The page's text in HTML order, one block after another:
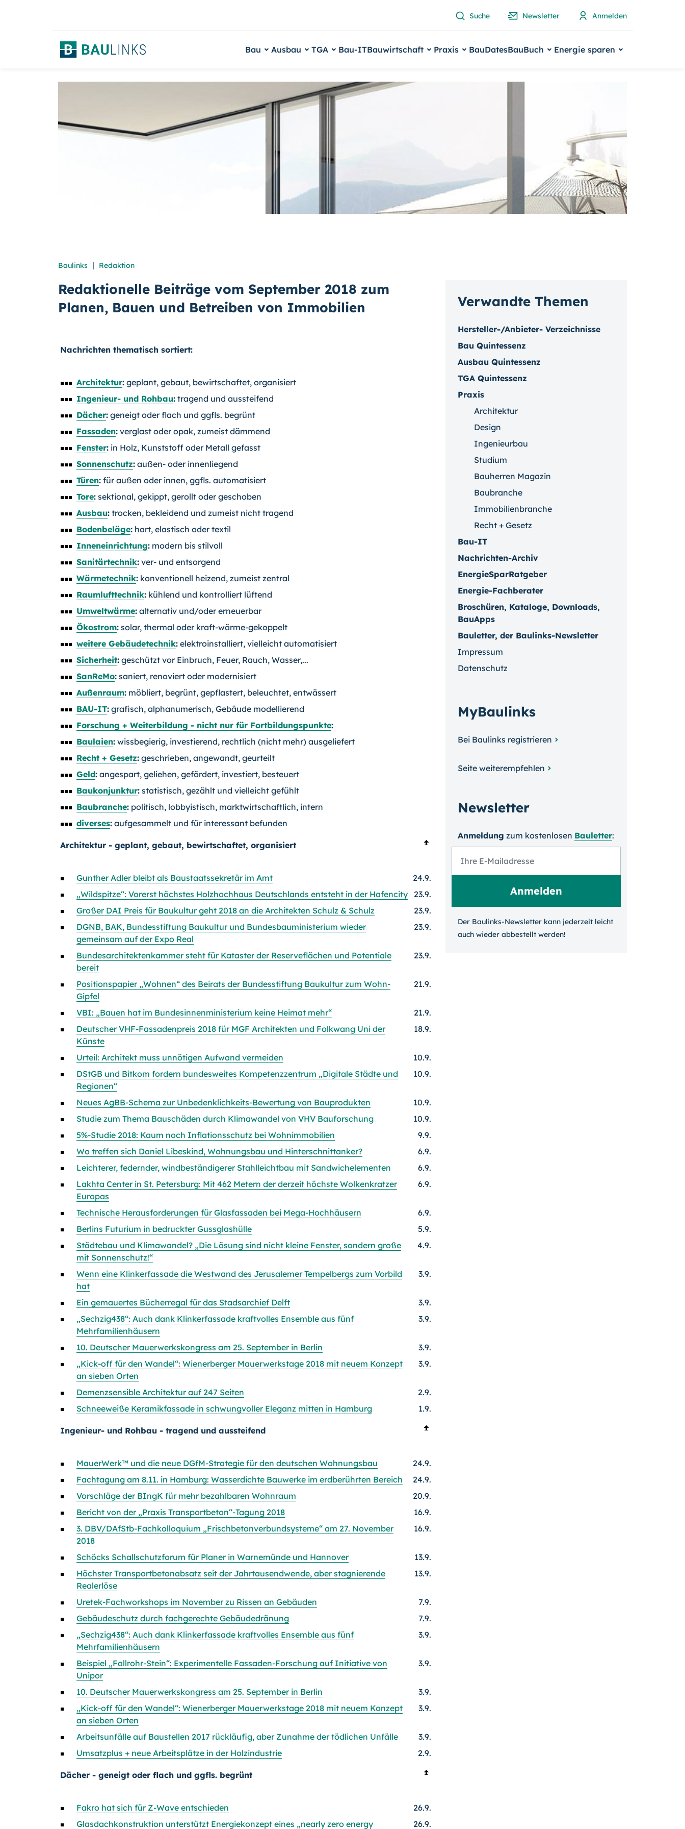
Suche Newsletter Anmelden
Bau Ausbau TGA Bau-ITBauwirtschaft Praxis BauDatesBauBuch Energie sparen
Baulinks | Redaktion
Redaktionelle Beiträge vom September 2018 zum
Planen, Bauen und Betreiben von Immobilien
Nachrichten thematisch sortiert:
Architektur: geplant, gebaut, bewirtschaftet, organisiert
Ingenieur- und Rohbau: tragend und aussteifend
Dächer: geneigt oder flach und ggfls. begrünt
Fassaden: verglast oder opak, zumeist dämmend
Fenster: in Holz, Kunststoff oder Metall gefasst
Sonnenschutz: außen- oder innenliegend
Türen: für außen oder innen, ggfls. automatisiert
Tore: sektional, gekippt, gerollt oder geschoben
Ausbau: trocken, bekleidend und zumeist nicht tragend
Bodenbeläge: hart, elastisch oder textil
Inneneinrichtung: modern bis stilvoll
Sanitärtechnik: ver- und entsorgend
Wärmetechnik: konventionell heizend, zumeist zentral
Raumlufttechnik: kühlend und kontrolliert lüftend
Umweltwärme: alternativ und/oder erneuerbar
Ökostrom: solar, thermal oder kraft-wärme-gekoppelt
weitere Gebäudetechnik: elektroinstalliert, vielleicht automatisiert
Sicherheit: geschützt vor Einbruch, Feuer, Rauch, Wasser,...
SanReMo: saniert, renoviert oder modernisiert
Außenraum: möbliert, begrünt, gepflastert, beleuchtet, entwässert
BAU-IT: grafisch, alphanumerisch, Gebäude modellierend
Forschung + Weiterbildung - nicht nur für Fortbildungspunkte:
Baulaien: wissbegierig, investierend, rechtlich (nicht mehr) ausgeliefert
Recht + Gesetz: geschrieben, angewandt, geurteilt
Geld: angespart, geliehen, gefördert, investiert, besteuert
Baukonjunktur: statistisch, gezählt und vielleicht gefühlt
Baubranche: politisch, lobbyistisch, marktwirtschaftlich, intern
diverses: aufgesammelt und für interessant befunden
Architektur - geplant, gebaut, bewirtschaftet, organisiert
Gunther Adler bleibt als Baustaatssekretär im Amt
24.9.
„Wildspitze“: Vorerst höchstes Holzhochhaus Deutschlands entsteht in der Hafencity
23.9.
Großer DAI Preis für Baukultur geht 2018 an die Architekten Schulz & Schulz
23.9.
DGNB, BAK, Bundesstiftung Baukultur und Bundesbauministerium wieder
gemeinsam auf der Expo Real
23.9.
Bundesarchitektenkammer steht für Kataster der Reserveflächen und Potentiale
bereit
23.9.
Positionspapier „Wohnen“ des Beirats der Bundesstiftung Baukultur zum Wohn-
Gipfel
21.9.
VBI: „Bauen hat im Bundesinnenministerium keine Heimat mehr“
21.9.
Deutscher VHF-Fassadenpreis 2018 für MGF Architekten und Folkwang Uni der
Künste
18.9.
Urteil: Architekt muss unnötigen Aufwand vermeiden
10.9.
DStGB und Bitkom fordern bundesweites Kompetenzzentrum „Digitale Städte und
Regionen“
10.9.
Neues AgBB-Schema zur Unbedenklichkeits-Bewertung von Bauprodukten
10.9.
Studie zum Thema Bauschäden durch Klimawandel von VHV Bauforschung
10.9.
5%-Studie 2018: Kaum noch Inflationsschutz bei Wohnimmobilien
9.9.
Wo treffen sich Daniel Libeskind, Wohnungsbau und Hinter­schnitt­anker?
6.9.
Leichterer, federnder, windbeständigerer Stahlleichtbau mit Sandwichelementen
6.9.
Lakhta Center in St. Petersburg: Mit 462 Metern der derzeit höchste Wolkenkratzer
Europas
6.9.
Technische Herausforderungen für Glasfassaden bei Mega-Hochhäusern
6.9.
Berlins Futurium in bedruckter Gussglashülle
5.9.
Städtebau und Klimawandel? „Die Lösung sind nicht kleine Fenster, sondern große
mit Sonnenschutz!“
4.9.
Wenn eine Klinkerfassade die Westwand des Jerusalemer Tempelbergs zum Vorbild
hat
3.9.
Ein gemauertes Bücherregal für das Stadsarchief Delft
3.9.
„Sechzig438“: Auch dank Klinkerfassade kraftvolles Ensemble aus fünf
Mehrfamilienhäusern
3.9.
10. Deutscher Mauerwerkskongress am 25. September in Berlin
3.9.
„Kick-off für den Wandel“: Wienerberger Mauerwerkstage 2018 mit neuem Konzept
an sieben Orten
3.9.
Demenzsensible Architektur auf 247 Seiten
2.9.
Schneeweiße Keramikfassade in schwungvoller Eleganz mitten in Hamburg
1.9.
Ingenieur- und Rohbau - tragend und aussteifend
MauerWerk™ und die neue DGfM-Strategie für den deutschen Wohnungsbau
24.9.
Fachtagung am 8.11. in Hamburg: Wasserdichte Bauwerke im erdberührten Bereich
24.9.
Vorschläge der BIngK für mehr bezahlbaren Wohnraum
20.9.
Bericht von der „Praxis Transportbeton“-Tagung 2018
16.9.
3. DBV/DAfStb-Fachkolloquium „Frischbetonverbundsysteme“ am 27. November
2018
16.9.
Schöcks Schallschutzforum für Planer in Warnemünde und Hannover
13.9.
Höchster Transportbetonabsatz seit der Jahrtausendwende, aber stagnierende
Realerlöse
13.9.
Uretek-Fachworkshops im November zu Rissen an Gebäuden
7.9.
Gebäudeschutz durch fachgerechte Gebäudedränung
7.9.
„Sechzig438“: Auch dank Klinkerfassade kraftvolles Ensemble aus fünf
Mehrfamilienhäusern
3.9.
Beispiel „Fallrohr-Stein“: Experimentelle Fassaden-Forschung auf Initiative von
Unipor
3.9.
10. Deutscher Mauerwerkskongress am 25. September in Berlin
3.9.
„Kick-off für den Wandel“: Wienerberger Mauerwerkstage 2018 mit neuem Konzept
an sieben Orten
3.9.
Arbeitsunfälle auf Baustellen 2017 rückläufig, aber Zunahme der tödlichen Unfälle
3.9.
Umsatzplus + neue Arbeitsplätze in der Holzindustrie
2.9.
Dächer - geneigt oder flach und ggfls. begrünt
Fakro hat sich für Z-Wave entschieden
26.9.
Glasdachkonstruktion unterstützt Energiekonzept eines „nearly zero energy
26.9.
Verwandte Themen
Hersteller-/Anbieter- Verzeichnisse
Bau Quintessenz
Ausbau Quintessenz
TGA Quintessenz
Praxis
Architektur
Design
Ingenieurbau
Studium
Bauherren Magazin
Baubranche
Immobilienbranche
Recht + Gesetz
Bau-IT
Nachrichten-Archiv
EnergieSparRatgeber
Energie-Fachberater
Broschüren, Kataloge, Downloads,
BauApps
Bauletter, der Baulinks-Newsletter
Impressum
Datenschutz
MyBaulinks
Bei Baulinks registrieren
Seite weiterempfehlen
Newsletter
Anmeldung zum kosten­losen Bauletter:
Der Baulinks-Newsletter kann jeder­zeit leicht
auch wieder ab­bestellt werden!